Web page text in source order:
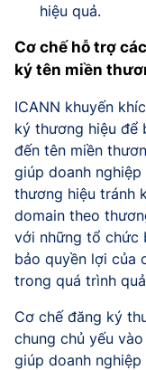
hiệu quả.
Cơ chế hỗ trợ
ký tên miền
ICANN khuyến
ký thương hiệu để
đến tên miền
giúp doanh
thương hiệu tránh
domain theo
với những tổ chức
bảo quyền lợi của
trong quá trình
Cơ chế đăng ký
chung chủ yếu
giúp doanh